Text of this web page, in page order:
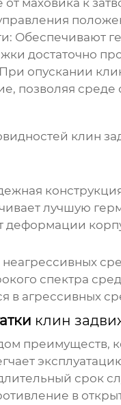
маховика к
Обеспечивают
достаточно
опускании
позволяя
клин
лучшую
спектра
агрессивных
клин
преимуществ,
срок
в